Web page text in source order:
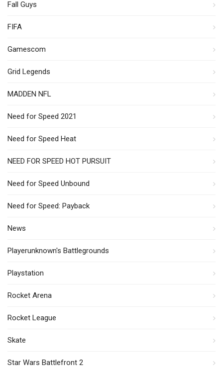
Fall Guys
FIFA
Gamescom
Grid Legends
MADDEN NFL
Need for Speed 2021
Need for Speed Heat
NEED FOR SPEED HOT PURSUIT
Need for Speed Unbound
Need for Speed: Payback
News
Playerunknown's Battlegrounds
Playstation
Rocket Arena
Rocket League
Skate
Star Wars Battlefront 2